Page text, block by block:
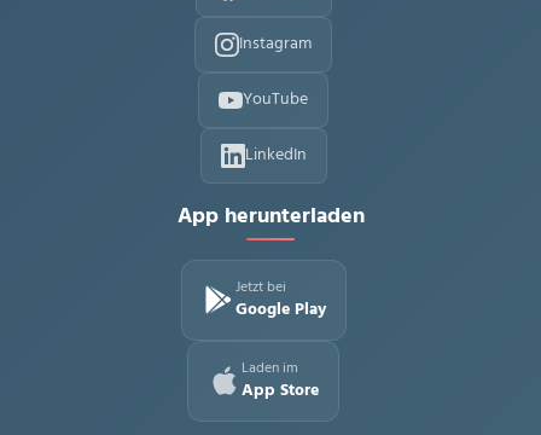
Instagram
YouTube
LinkedIn
App herunterladen
Jetzt bei
Google Play
Laden im
App Store